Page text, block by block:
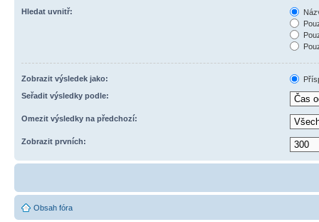
Hledat uvnitř:
Zobrazit výsledek jako:
Seřadit výsledky podle:
Omezit výsledky na předchozí:
Zobrazit prvních:
Obsah fóra